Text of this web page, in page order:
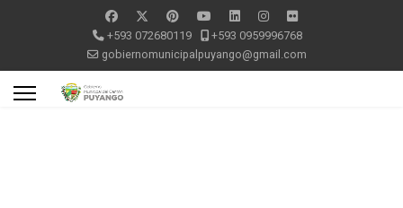
+593 072680119
+593 0959996768
gobiernomunicipalpuyango@gmail.com